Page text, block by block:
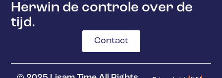
Herwin de controle over de
tijd.
Contact